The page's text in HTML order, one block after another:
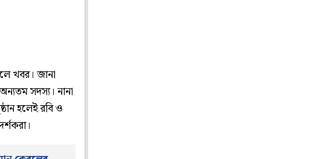
খবর। জানা
সদস্য। নানা
হলেই রবি ও